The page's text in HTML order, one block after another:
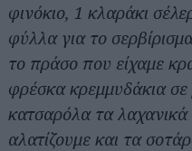
φινόκιο, 1 κλαράκι
φύλλα για το
το πράσο που είχαμε
φρέσκα κρεμμυδάκια
κατσαρόλα τα λαχανικά
αλατίζουμε και τα